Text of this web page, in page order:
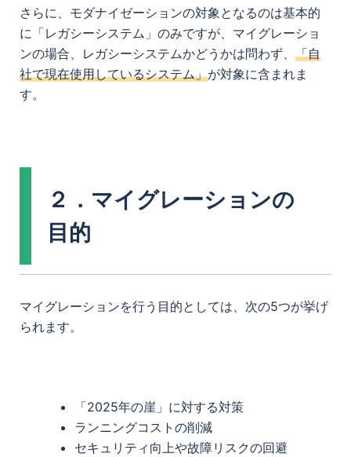
さらに、モダナイゼーションの対象となるのは基本的
に「レガシーシステム」のみですが、マイグレーショ
ンの場合、レガシーシステムかどうかは問わず、 「自
社で現在使用しているシステム」が対象に含まれま
す。
２．マイグレーションの
目的
マイグレーションを行う目的としては、次の5つが挙げ
られます。
「2025年の崖」に対する対策
ランニングコストの削減
セキュリティ向上や故障リスクの回避